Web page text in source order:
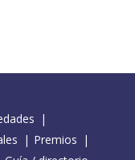
Premios